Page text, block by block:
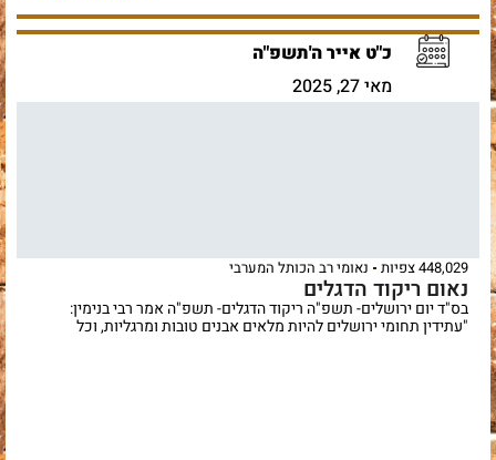
כ"ט אייר ה'תשפ"ה
מאי 27, 2025
448,029 צפיות נאומי רב הכותל המערבי
נאום ריקוד הדגלים
בס"ד יום ירושלים- תשפ"ה ריקוד הדגלים- תשפ"ה אמר רבי בנימין:
"עתידין תחומי ירושלים להיות מלאים אבנים טובות ומרגליות, וכל